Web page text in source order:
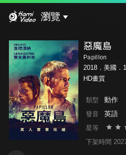
瀏覽
惡魔島
Papillon
2018．美國．
HD畫質
類型 動作
發音 英語
星等
下架時間